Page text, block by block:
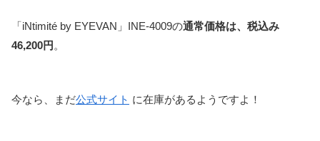
「iNtimité by EYEVAN」INE-4009の通常価格は、税込み
46,200円 。
今なら、まだ公式サイト に在庫があるようですよ！